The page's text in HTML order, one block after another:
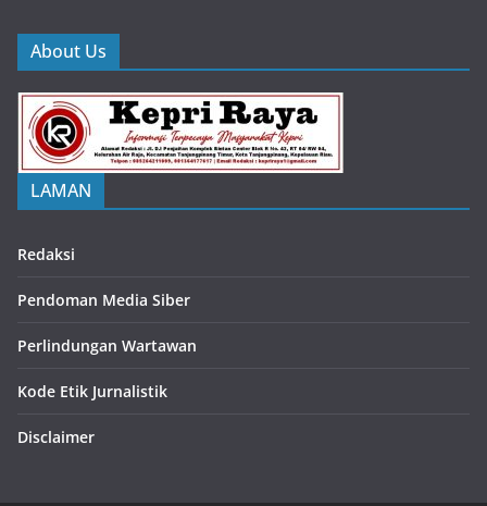
About Us
LAMAN
Redaksi
Pendoman Media Siber
Perlindungan Wartawan
Kode Etik Jurnalistik
Disclaimer